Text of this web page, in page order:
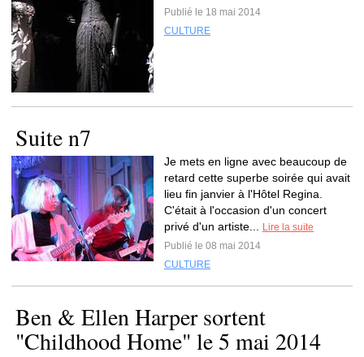
Publié le 18 mai 2014
CULTURE
Suite n7
Je mets en ligne avec beaucoup de
retard cette superbe soirée qui avait
lieu fin janvier à l'Hôtel Regina.
C'était à l'occasion d'un concert
privé d'un artiste...
Lire la suite
Publié le 08 mai 2014
CULTURE
Ben & Ellen Harper sortent
"Childhood Home" le 5 mai 2014